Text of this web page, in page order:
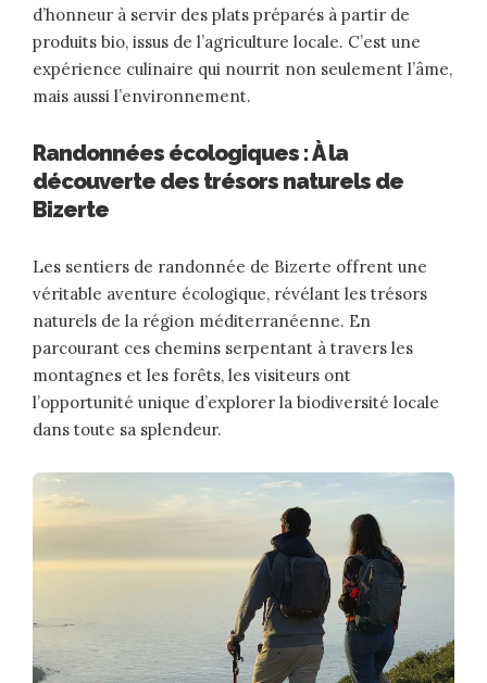
d’honneur à servir des plats préparés à partir de
produits bio, issus de l’agriculture locale. C’est une
expérience culinaire qui nourrit non seulement l’âme,
mais aussi l’environnement.
Randonnées écologiques : À la
découverte des trésors naturels de
Bizerte
Les sentiers de randonnée de Bizerte offrent une
véritable aventure écologique, révélant les trésors
naturels de la région méditerranéenne. En
parcourant ces chemins serpentant à travers les
montagnes et les forêts, les visiteurs ont
l’opportunité unique d’explorer la biodiversité locale
dans toute sa splendeur.